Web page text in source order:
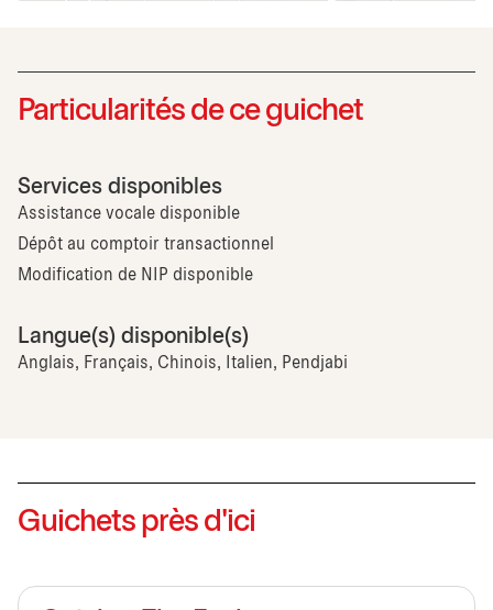
Particularités de ce guichet
Services disponibles
Assistance vocale disponible
Dépôt au comptoir transactionnel
Modification de NIP disponible
Langue(s) disponible(s)
Anglais, Français, Chinois, Italien, Pendjabi
Guichets près d'ici